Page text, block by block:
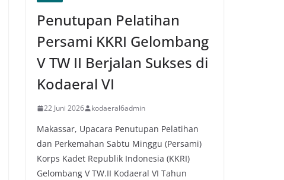
Penutupan Pelatihan
Persami KKRI Gelombang
V TW II Berjalan Sukses di
Kodaeral VI
22 Juni 2026 kodaeral6admin
Makassar, Upacara Penutupan Pelatihan
dan Perkemahan Sabtu Minggu (Persami)
Korps Kadet Republik Indonesia (KKRI)
Gelombang V TW.II Kodaeral VI Tahun